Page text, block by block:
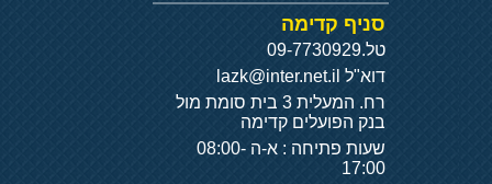
סניף קדימה
טל.09-7730929
דוא"ל
רח. המעלית 3 בית סומת מול
בנק הפועלים קדימה
שעות פתיחה : א-ה 08:00-
17:00